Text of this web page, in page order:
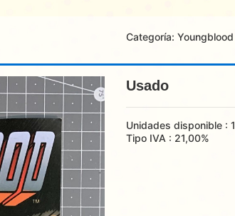
Categoría: Youngblood
Usado
Unidades disponible : 1
Tipo IVA : 21,00%